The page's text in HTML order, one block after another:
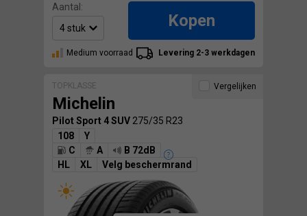
Aantal:
Kopen
Medium voorraad Levering 2-3 werkdagen
TOPKLASSE
Michelin
Pilot Sport 4 SUV 275/35 R23
108
Y
C
A
B 72dB
HL
XL Velg beschermrand
Vergelijken